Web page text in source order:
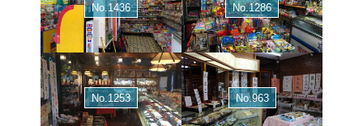
No.1436 No.1286
No.1253 No.963